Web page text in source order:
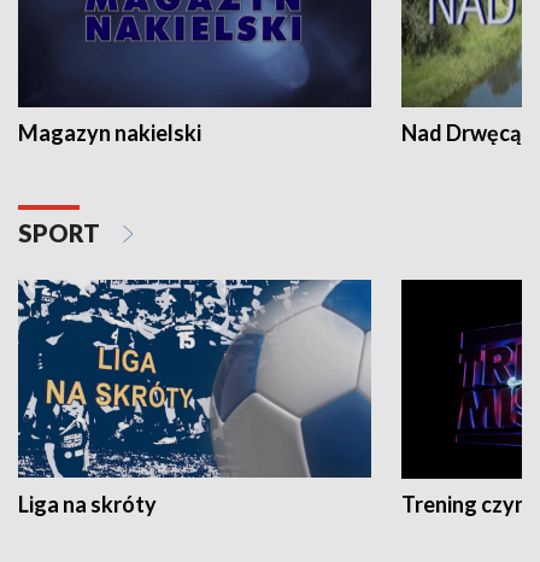
Magazyn nakielski Nad Drwęcą
SPORT
Liga na skróty Trening czyni